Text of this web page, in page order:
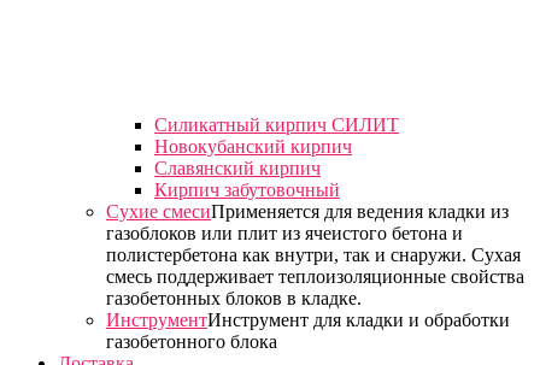
Силикатный кирпич СИЛИТ
Новокубанский кирпич
Славянский кирпич
Кирпич забутовочный
Сухие смесиПрименяется для ведения кладки из
газоблоков или плит из ячеистого бетона и
полистербетона как внутри, так и снаружи. Сухая
смесь поддерживает теплоизоляционные свойства
газобетонных блоков в кладке.
ИнструментИнструмент для кладки и обработки
газобетонного блока